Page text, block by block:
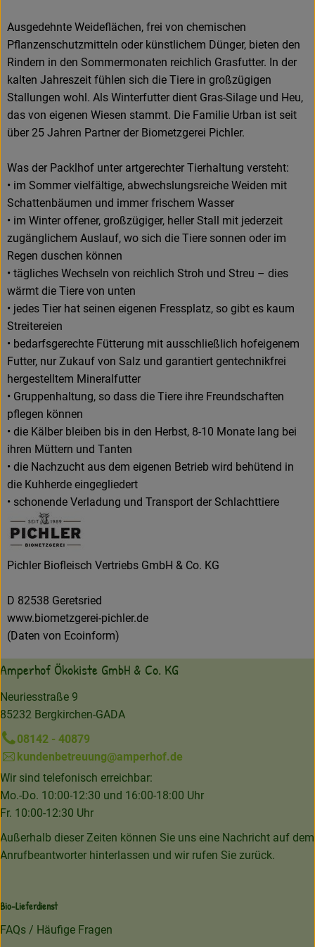
Ausgedehnte Weideflächen, frei von chemischen
Pflanzenschutzmitteln oder künstlichem Dünger, bieten den
Rindern in den Sommermonaten reichlich Grasfutter. In der
kalten Jahreszeit fühlen sich die Tiere in großzügigen
Stallungen wohl. Als Winterfutter dient Gras-Silage und Heu,
das von eigenen Wiesen stammt. Die Familie Urban ist seit
über 25 Jahren Partner der Biometzgerei Pichler.
Was der Packlhof unter artgerechter Tierhaltung versteht:
• im Sommer vielfältige, abwechslungsreiche Weiden mit
Schattenbäumen und immer frischem Wasser
• im Winter offener, großzügiger, heller Stall mit jederzeit
zugänglichem Auslauf, wo sich die Tiere sonnen oder im
Regen duschen können
• tägliches Wechseln von reichlich Stroh und Streu – dies
wärmt die Tiere von unten
• jedes Tier hat seinen eigenen Fressplatz, so gibt es kaum
Streitereien
• bedarfsgerechte Fütterung mit ausschließlich hofeigenem
Futter, nur Zukauf von Salz und garantiert gentechnikfrei
hergestelltem Mineralfutter
• Gruppenhaltung, so dass die Tiere ihre Freundschaften
pflegen können
• die Kälber bleiben bis in den Herbst, 8-10 Monate lang bei
ihren Müttern und Tanten
• die Nachzucht aus dem eigenen Betrieb wird behütend in
die Kuhherde eingegliedert
• schonende Verladung und Transport der Schlachttiere
Pichler Biofleisch Vertriebs GmbH & Co. KG
D 82538 Geretsried
www.biometzgerei-pichler.de
(Daten von Ecoinform)
Amperhof Ökokiste GmbH & Co. KG
Neuriesstraße 9
85232 Bergkirchen-GADA
08142 - 40879
kundenbetreuung@amperhof.de
Wir sind telefonisch erreichbar:
Mo.-Do. 10:00-12:30 und 16:00-18:00 Uhr
Fr. 10:00-12:30 Uhr
Außerhalb dieser Zeiten können Sie uns eine Nachricht auf dem
Anrufbeantworter hinterlassen und wir rufen Sie zurück.
Bio-Lieferdienst
FAQs / Häufige Fragen